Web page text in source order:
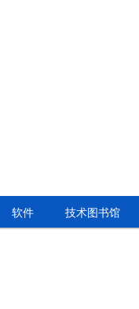
软件 技术图书馆